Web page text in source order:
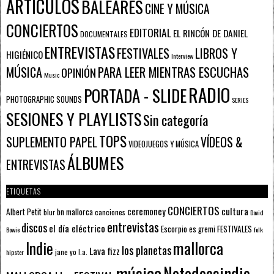
ARTÍCULOSBALEARESCINE Y MÚSICA
CONCIERTOS DOCUMENTALES EDITORIALEL RINCÓN DE DANIEL
HIGIÉNICOENTREVISTASFESTIVALESInterview LIBROS Y
MÚSICAMusic OPINIÓNPARA LEER MIENTRAS ESCUCHAS
PHOTOGRAPHIC SOUNDS PORTADA - SLIDERADIO SERIES
SESIONES Y PLAYLISTSSin categoría
SUPLEMENTO PAPELTOPSVIDEOJUEGOS Y MÚSICAVÍDEOS &
ENTREVISTASÁLBUMES
ETIQUETAS
Albert Petitblurbn mallorcacanciones ceremoneyCONCIERTOS cultura David
Bowie discosel día eléctrico entrevistas Escorpioes gremiFESTIVALES folk
hipster Indie jane yo l.a. Lava fizz los planetasmallorca